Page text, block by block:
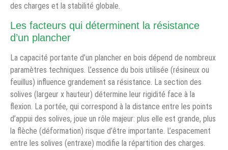
des charges et la stabilité globale.
Les facteurs qui déterminent la résistance
d’un plancher
La capacité portante d’un plancher en bois dépend de nombreux
paramètres techniques. L’essence du bois utilisée (résineux ou
feuillus) influence grandement sa résistance. La section des
solives (largeur x hauteur) détermine leur rigidité face à la
flexion. La portée, qui correspond à la distance entre les points
d’appui des solives, joue un rôle majeur: plus elle est grande, plus
la flèche (déformation) risque d’être importante. L’espacement
entre les solives (entraxe) modifie la répartition des charges.